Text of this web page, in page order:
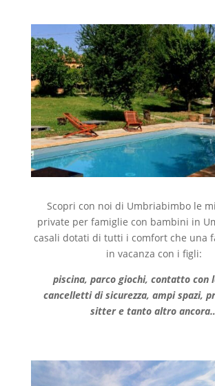
Scopri con noi di Umbriabimbo le
private per famiglie con bambini in
casali dotati di tutti i comfort che una
in vacanza con i figli:
piscina, parco giochi, contatto con
cancelletti di sicurezza, ampi spazi,
sitter e tanto altro